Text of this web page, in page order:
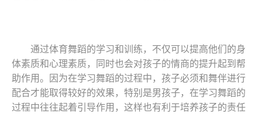
通过体育舞蹈的学习和训练，不仅可以提高他们的身
体素质和心理素质，同时也会对孩子的情商的提升起到帮
助作用。因为在学习舞蹈的过程中，孩子必须和舞伴进行
配合才能取得较好的效果，特别是男孩子，在学习舞蹈的
过程中往往起着引导作用，这样也有利于培养孩子的责任